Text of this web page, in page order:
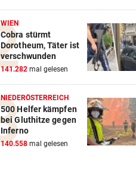
WIEN
Cobra stürmt
Dorotheum, Täter ist
verschwunden
141.282 mal gelesen
NIEDERÖSTERREICH
500 Helfer kämpfen
bei Gluthitze gegen
Inferno
140.558 mal gelesen